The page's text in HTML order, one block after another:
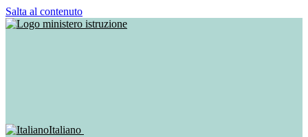
Salta al contenuto
Italiano